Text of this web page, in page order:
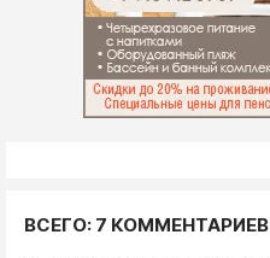
ВСЕГО: 7 КОММЕНТАРИЕВ